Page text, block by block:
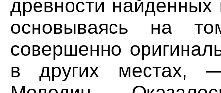
древности
основываясь на
совершенно
в других местах, —